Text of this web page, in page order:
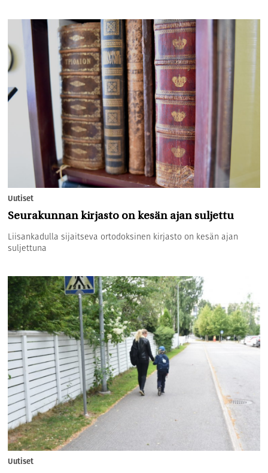
Uutiset
Seurakunnan kirjasto on kesän ajan suljettu
Liisankadulla sijaitseva ortodoksinen kirjasto on kesän ajan
suljettuna
Uutiset